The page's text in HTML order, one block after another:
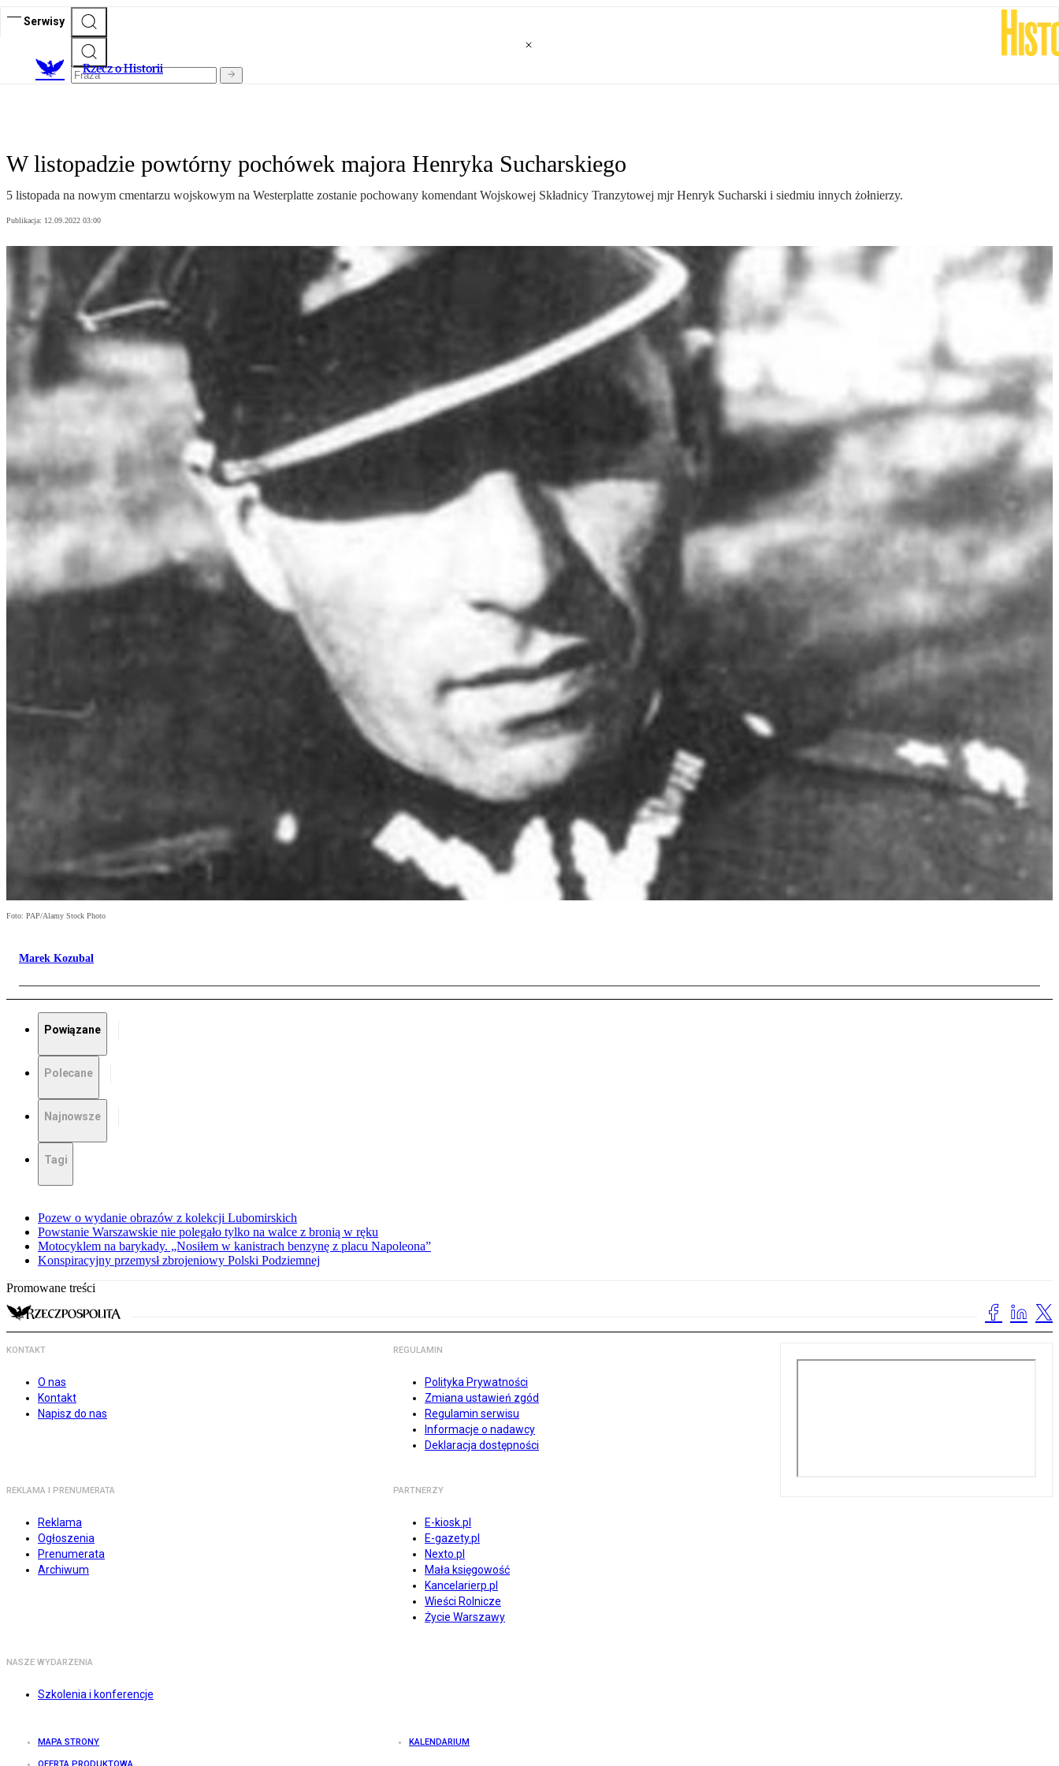
Serwisy
Rzecz o Historii
W listopadzie powtórny pochówek majora Henryka Sucharskiego
5 listopada na nowym cmentarzu wojskowym na Westerplatte zostanie pochowany komendant Wojskowej Składnicy Tranzytowej mjr Henryk Sucharski i siedmiu innych żołnierzy.
Publikacja: 12.09.2022 03:00
Foto: PAP/Alamy Stock Photo
Marek Kozubal
Powiązane
Polecane
Najnowsze
Tagi
Pozew o wydanie obrazów z kolekcji Lubomirskich
Powstanie Warszawskie nie polegało tylko na walce z bronią w ręku
Motocyklem na barykady. „Nosiłem w kanistrach benzynę z placu Napoleona”
Konspiracyjny przemysł zbrojeniowy Polski Podziemnej
Promowane treści
KONTAKT
O nas
Kontakt
Napisz do nas
REGULAMIN
Polityka Prywatności
Zmiana ustawień zgód
Regulamin serwisu
Informacje o nadawcy
Deklaracja dostępności
REKLAMA I PRENUMERATA
Reklama
Ogłoszenia
Prenumerata
Archiwum
PARTNERZY
E-kiosk.pl
E-gazety.pl
Nexto.pl
Mała księgowość
Kancelarierp.pl
Wieści Rolnicze
Życie Warszawy
NASZE WYDARZENIA
Szkolenia i konferencje
MAPA STRONY KALENDARIUM